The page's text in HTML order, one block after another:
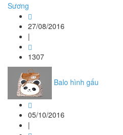
Sương
27/08/2016
|
1307
Balo hình gấu
05/10/2016
|